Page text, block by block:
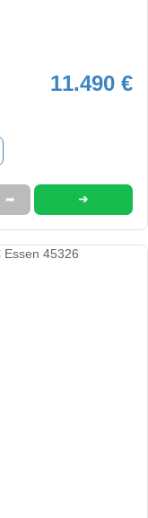
11.490 €
➦ ➜